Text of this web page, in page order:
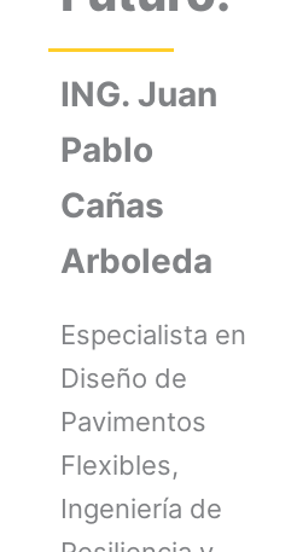
ING. Juan
Pablo
Cañas
Arboleda
Especialista en
Diseño de
Pavimentos
Flexibles,
Ingeniería de